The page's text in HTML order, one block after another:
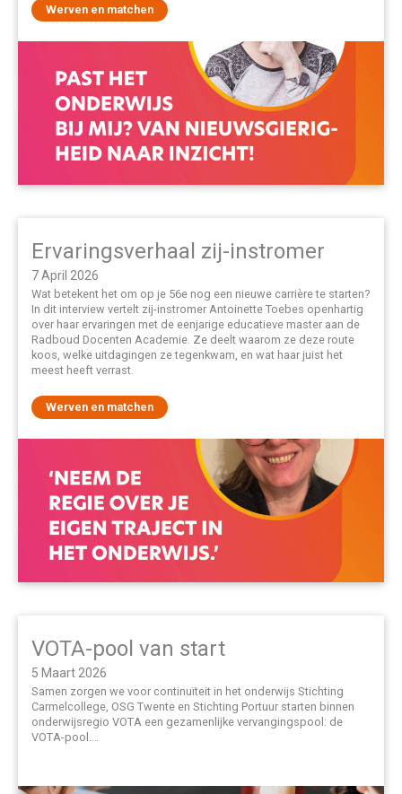
Werven en matchen
Ervaringsverhaal zij-instromer
7 April 2026
Wat betekent het om op je 56e nog een nieuwe carrière te starten?
In dit interview vertelt zij-instromer Antoinette Toebes openhartig
over haar ervaringen met de eenjarige educatieve master aan de
Radboud Docenten Academie. Ze deelt waarom ze deze route
koos, welke uitdagingen ze tegenkwam, en wat haar juist het
meest heeft verrast.
Werven en matchen
VOTA-pool van start
5 Maart 2026
Samen zorgen we voor continuïteit in het onderwijs Stichting
Carmelcollege, OSG Twente en Stichting Portuur starten binnen
onderwijsregio VOTA een gezamenlijke vervangingspool: de
VOTA-pool.…